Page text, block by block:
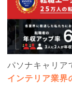
パソナキャリア
インテリア業界